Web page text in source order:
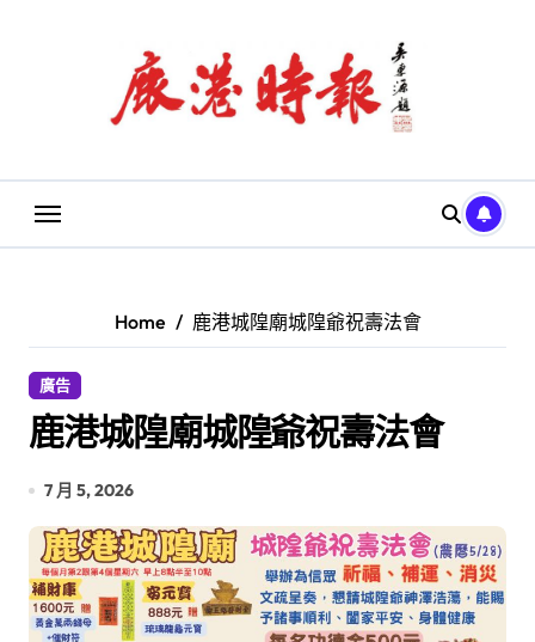
Home 鹿港城隍廟城隍爺祝壽法會
廣告
鹿港城隍廟城隍爺祝壽法會
7 月 5, 2026